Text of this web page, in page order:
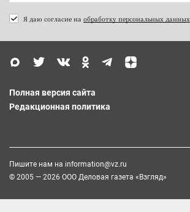
Я даю согласие на обработку персональных данных
Полная версия сайта
Редакционная политика
Пишите нам на information@vz.ru
© 2005 — 2026 ООО Деловая газета «Взгляд»